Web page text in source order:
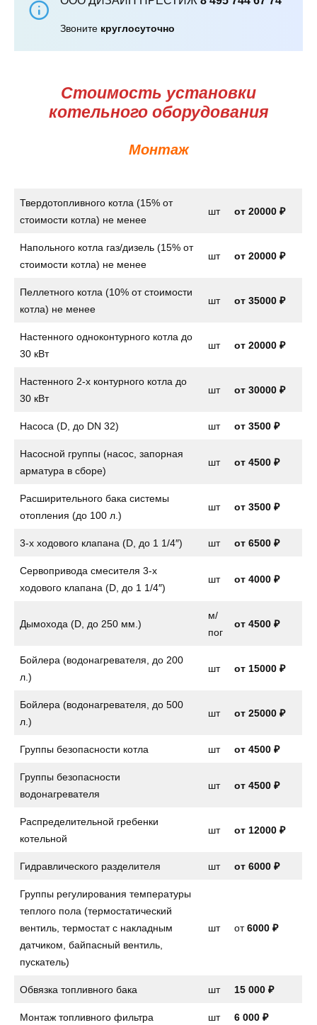
Звоните круглосуточно
Стоимость установки
котельного оборудования
Монтаж
Твердотопливного котла (15% от
стоимости котла) не менее
шт от 20000 ₽
Напольного котла газ/дизель (15% от
стоимости котла) не менее
шт от 20000 ₽
Пеллетного котла (10% от стоимости
котла) не менее
шт от 35000 ₽
Настенного одноконтурного котла до
30 кВт
шт от 20000 ₽
Настенного 2-х контурного котла до
30 кВт
шт от 30000 ₽
Насоса (D, до DN 32) шт от 3500 ₽
Насосной группы (насос, запорная
арматура в сборе)
шт от 4500 ₽
Расширительного бака системы
отопления (до 100 л.)
шт от 3500 ₽
3-х ходового клапана (D, до 1 1/4″) шт от 6500 ₽
Сервопривода смесителя 3-х
ходового клапана (D, до 1 1/4″)
шт от 4000 ₽
Дымохода (D, до 250 мм.)
м/
пог
от 4500 ₽
Бойлера (водонагревателя, до 200
л.)
шт от 15000 ₽
Бойлера (водонагревателя, до 500
л.)
шт от 25000 ₽
Группы безопасности котла шт от 4500 ₽
Группы безопасности
водонагревателя
шт от 4500 ₽
Распределительной гребенки
котельной
шт от 12000 ₽
Гидравлического разделителя шт от 6000 ₽
Группы регулирования температуры
теплого пола (термостатический
вентиль, термостат с накладным
датчиком, байпасный вентиль,
пускатель)
шт от6000 ₽
Обвязка топливного бака шт 15 000 ₽
Монтаж топливного фильтра шт 6 000 ₽